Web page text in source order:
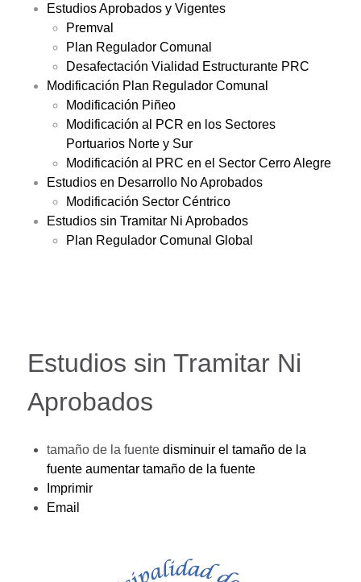
Estudios Aprobados y Vigentes
Premval
Plan Regulador Comunal
Desafectación Vialidad Estructurante PRC
Modificación Plan Regulador Comunal
Modificación Piñeo
Modificación al PCR en los Sectores
Portuarios Norte y Sur
Modificación al PRC en el Sector Cerro Alegre
Estudios en Desarrollo No Aprobados
Modificación Sector Céntrico
Estudios sin Tramitar Ni Aprobados
Plan Regulador Comunal Global
Estudios sin Tramitar Ni
Aprobados
tamaño de la fuente disminuir el tamaño de la
fuente aumentar tamaño de la fuente
Imprimir
Email